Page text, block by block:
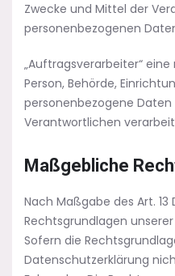
Zwecke und Mittel der
personenbezogenen
„Auftragsverarbeiter“
Person, Behörde,
personenbezogene
Verantwortlichen
Maßgebliche
Nach Maßgabe des Art. 13
Rechtsgrundlagen
Sofern die
Datenschutzerklärung